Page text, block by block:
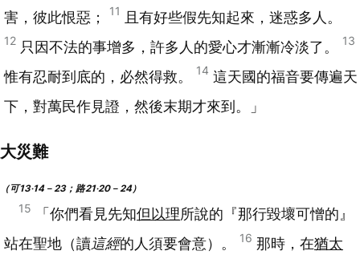
害，彼此恨惡；
11 且有好些假先知起來，迷惑多人。
12 只因不法的事增多，許多人的愛心才漸漸冷淡了。 13
惟有忍耐到底的，必然得救。 14 這天國的福音要傳遍天
下，對萬民作見證，然後末期才來到。」
大災難
（可13‧14－23；路21‧20－24）
15 「你們看見先知但以理所說的『那行毀壞可憎的』
站在聖地（讀這經的人須要會意）。 16 那時，在猶太